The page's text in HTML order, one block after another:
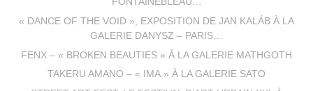
« DANCE OF THE VOID », EXPOSITION DE JAN KALÁB À LA
GALERIE DANYSZ – PARIS…
FENX – « BROKEN BEAUTIES » À LA GALERIE MATHGOTH
TAKERU AMANO – « IMA » À LA GALERIE SATO